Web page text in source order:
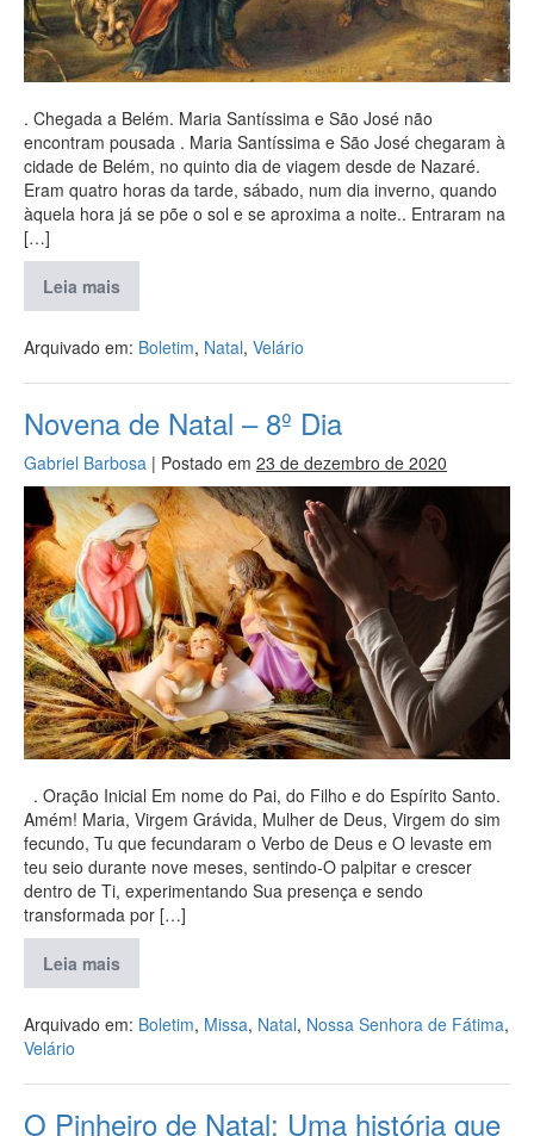
. Chegada a Belém. Maria Santíssima e São José não
encontram pousada . Maria Santíssima e São José chegaram à
cidade de Belém, no quinto dia de viagem desde de Nazaré.
Eram quatro horas da tarde, sábado, num dia inverno, quando
àquela hora já se põe o sol e se aproxima a noite.. Entraram na
[…]
Leia mais
Arquivado em: Boletim, Natal, Velário
Novena de Natal – 8º Dia
Gabriel Barbosa | Postado em 23 de dezembro de 2020
. Oração Inicial Em nome do Pai, do Filho e do Espírito Santo.
Amém! Maria, Virgem Grávida, Mulher de Deus, Virgem do sim
fecundo, Tu que fecundaram o Verbo de Deus e O levaste em
teu seio durante nove meses, sentindo-O palpitar e crescer
dentro de Ti, experimentando Sua presença e sendo
transformada por […]
Leia mais
Arquivado em: Boletim, Missa, Natal, Nossa Senhora de Fátima,
Velário
O Pinheiro de Natal: Uma história que